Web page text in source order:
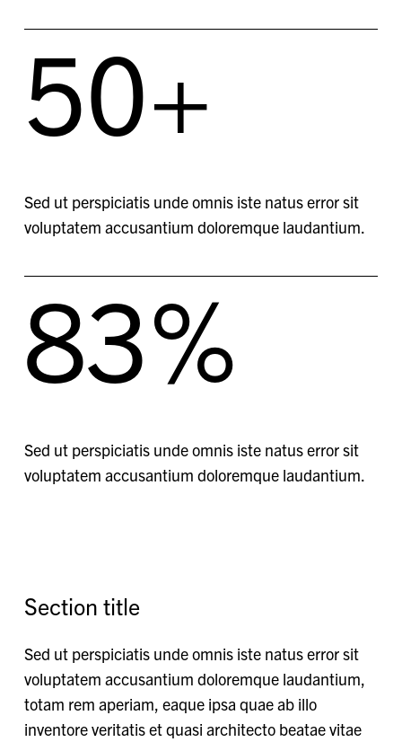
50+
Sed ut perspiciatis unde omnis iste natus error sit
voluptatem accusantium doloremque laudantium.
83%
Sed ut perspiciatis unde omnis iste natus error sit
voluptatem accusantium doloremque laudantium.
Section title
Sed ut perspiciatis unde omnis iste natus error sit
voluptatem accusantium doloremque laudantium,
totam rem aperiam, eaque ipsa quae ab illo
inventore veritatis et quasi architecto beatae vitae